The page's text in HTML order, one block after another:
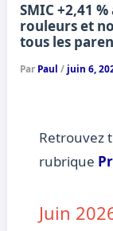
SMIC +2,41
rouleurs et
tous les
Par Paul / juin 6,
Retrouvez
rubrique
Juin